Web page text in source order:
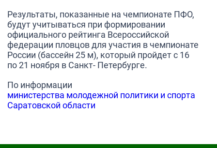
Результаты, показанные на чемпионате ПФО,
будут учитываться при формировании
официального рейтинга Всероссийской
федерации пловцов для участия в чемпионате
России (бассейн 25 м), который пройдет с 16
по 21 ноября в Санкт- Петербурге.
По информации
министерства молодежной политики и спорта
Саратовской области